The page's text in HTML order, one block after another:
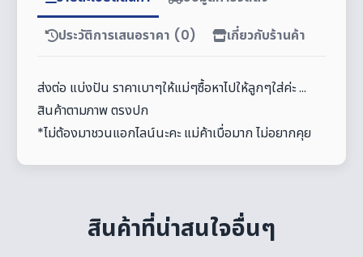
ประวัติการเสนอราคา (0) เกี่ยวกับร้านค้า
ส่งต่อ แบ่งปัน ราคาเบาๆให้แม่ๆซื้อหาไปให้ลูกๆใส่ค่ะ ...
สินค้าตามภาพ ตรงปก
*ไม่ต้องมาชวนแอกไลน์นะคะ แม่ค้าเบื่อมาก ไม่อยากคุย
สินค้าที่น่าสนใจอื่นๆ